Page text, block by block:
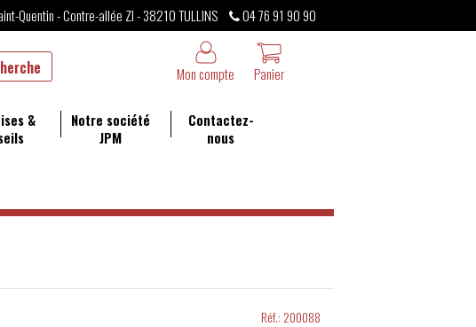
Quentin - Contre-allée ZI - 38210 TULLINS
04 76 91 90 90
Panier
Mon compte
&
Notre société
JPM
Contactez-
nous
Réf.: 200088